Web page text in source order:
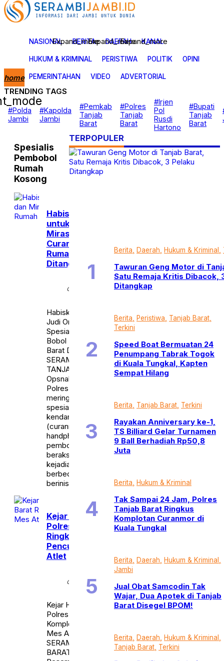
NASIONAL BERITA
Expand_more DAERAH
Expand_more KANAL
Expand_more
HUKUM & KRIMINAL PERISTIWA POLITIK OPINI
PEMERINTAHAN VIDEO ADVERTORIAL
home
Nasional
Berita
Daerah
Kanal
Politik
Opini
Pemerintahan
Advertorial
TRENDING TAGS
#Polda
Jambi
#Kapolda
Jambi
#Pemkab
Tanjab
Barat
#Polres
Tanjab
Barat
#Irjen
Pol
Rusdi
Hartono
#Bupati
Tanjab
Barat
Spesialis
Pembobol
Rumah
Kosong
Habiskan Hasil Curian
untuk Judi Online dan
Miras, Spesialis
Curanmor dan Bobol
Rumah di Tanjab Barat
Ditangkap
calendar_month
Rabu,
8 Okt
Habiskan Hasil Curian untuk
Judi Online dan Miras,
Spesialis Curanmor dan
Bobol Rumah di Tanjab
Barat Ditangkap
SERAMBIJAMBI.ID,
TANJAB BARAT – Tim
Opsnal Tipidum Satreskrim
Polres Tanjab Barat berhasil
meringkus dua pelaku
spesialis pencurian
kendaraan bermotor
(curanmor), pencurian
handphone dan
pembobolan rumah yang
beraksi di 10 tempat
kejadian perkara (TKP)
berbeda. Kedua pelaku,
berinisial Junai […]
Kejar Hingga ke Jambi,
Polres Tanjab Barat
Ringkus Komplotan
Pencuri Spesialis Mes
Atlet
calendar_month
Selasa,
2025
Kejar Hingga ke Jambi,
Polres Tanjab Barat Ringkus
Komplotan Pencuri Spesialis
Mes Atlet
SERAMBIJAMBI.ID, TANJAB
BARAT – Tim Opsnal Satuan
TERPOPULER
Berita Daerah Hukum & Kriminal
Tawuran Geng Motor di
Satu Remaja Kritis Dibacok,
Ditangkap
Berita Peristiwa
Tanjab Barat
Terkini
Speed Boat Bermuatan 24
Penumpang Tabrak Togok
di Kuala Tungkal, Kapten
Sempat Hilang
Berita Tanjab Barat Terkini
Rayakan Anniversary ke-1,
TS Billiard Gelar Turnamen
9 Ball Berhadiah Rp50,8
Juta
Berita Hukum & Kriminal
Tak Sampai 24 Jam, Polres
Tanjab Barat Ringkus
Komplotan Curanmor di
Kuala Tungkal
Berita Daerah
Hukum & Kriminal
Jambi
Jual Obat Samcodin Tak
Wajar, Dua Apotek di Tanjab
Barat Disegel BPOM!
Berita Daerah
Hukum & Kriminal
Tanjab Barat Terkini